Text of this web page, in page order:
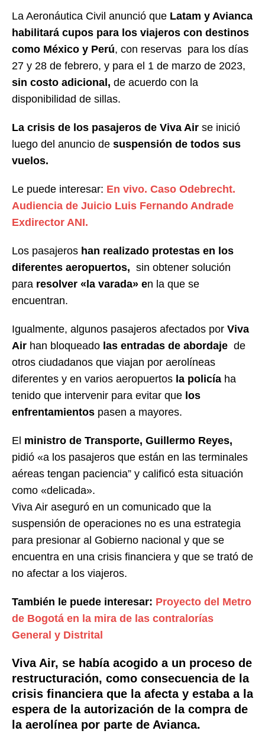
La Aeronáutica Civil anunció que Latam y Avianca
habilitará cupos para los viajeros con destinos
como México y Perú, con reservas para los días
27 y 28 de febrero, y para el 1 de marzo de 2023,
sin costo adicional, de acuerdo con la
disponibilidad de sillas.
La crisis de los pasajeros de Viva Air se inició
luego del anuncio de suspensión de todos sus
vuelos.
Le puede interesar: En vivo. Caso Odebrecht.
Audiencia de Juicio Luis Fernando Andrade
Exdirector ANI.
Los pasajeros han realizado protestas en los
diferentes aeropuertos, sin obtener solución
para resolver «la varada» en la que se
encuentran.
Igualmente, algunos pasajeros afectados por Viva
Air han bloqueado las entradas de abordaje de
otros ciudadanos que viajan por aerolíneas
diferentes y en varios aeropuertos la policía ha
tenido que intervenir para evitar que los
enfrentamientos pasen a mayores.
El ministro de Transporte, Guillermo Reyes,
pidió «a los pasajeros que están en las terminales
aéreas tengan paciencia” y calificó esta situación
como «delicada».
Viva Air aseguró en un comunicado que la
suspensión de operaciones no es una estrategia
para presionar al Gobierno nacional y que se
encuentra en una crisis financiera y que se trató de
no afectar a los viajeros.
También le puede interesar: Proyecto del Metro
de Bogotá en la mira de las contralorías
General y Distrital
Viva Air, se había acogido a un proceso de
restructuración, como consecuencia de la
crisis financieraque la afecta y estaba a la
espera de la autorización de la compra de
la aerolínea por parte de Avianca.